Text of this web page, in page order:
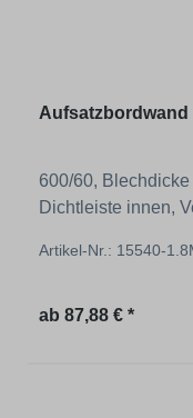
Aufsatzbordwand
600/60,
Dichtleiste innen,
Artikel-Nr.: 15540-
Regulärer Preis:
ab 87,88 € *